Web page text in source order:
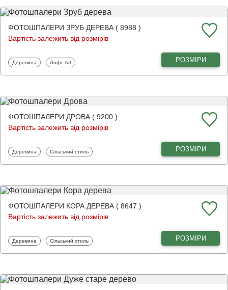
ФОТОШПАЛЕРИ ЗРУБ ДЕРЕВА ( 8988 )
Вартість залежить від розмірів
Фотошпалери
Деревина Фотошпалери
Лофт Art РОЗМІРИ
ФОТОШПАЛЕРИ ДРОВА ( 9200 )
Вартість залежить від розмірів
Фотошпалери
Деревина Фотошпалери
Сільський стиль РОЗМІРИ
ФОТОШПАЛЕРИ КОРА ДЕРЕВА ( 8647 )
Вартість залежить від розмірів
Фотошпалери
Деревина Фотошпалери
Сільський стиль РОЗМІРИ